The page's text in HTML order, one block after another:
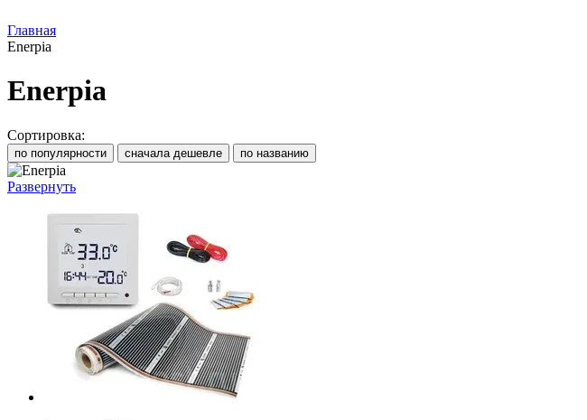
Главная
Enerpia
Enerpia
Сортировка:
по популярности сначала дешевле по названию
Развернуть